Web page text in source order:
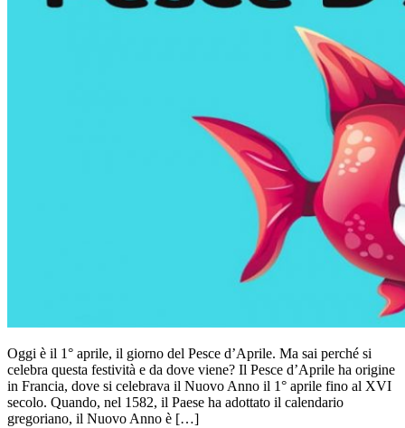
Oggi è il 1° aprile, il giorno del Pesce d’Aprile. Ma sai perché si
celebra questa festività e da dove viene? Il Pesce d’Aprile ha origine
in Francia, dove si celebrava il Nuovo Anno il 1° aprile fino al XVI
secolo. Quando, nel 1582, il Paese ha adottato il calendario
gregoriano, il Nuovo Anno è […]